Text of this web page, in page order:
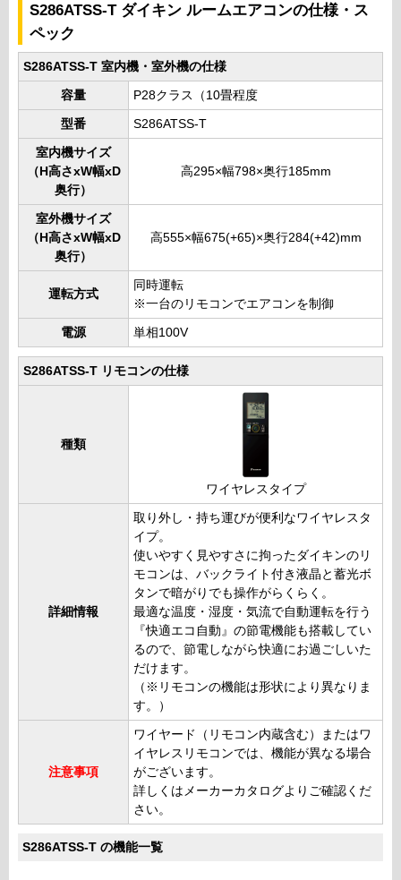
S286ATSS-T ダイキン ルームエアコンの仕様・ス
ペック
S286ATSS-T 室内機・室外機の仕様
容量 P28クラス（10畳程度
型番 S286ATSS-T
室内機サイズ
（H高さxW幅xD
奥行）
高295×幅798×奥行185mm
室外機サイズ
（H高さxW幅xD
奥行）
高555×幅675(+65)×奥行284(+42)mm
運転方式
同時運転
※一台のリモコンでエアコンを制御
電源 単相100V
S286ATSS-T リモコンの仕様
種類
ワイヤレスタイプ
詳細情報
取り外し・持ち運びが便利なワイヤレスタ
イプ。
使いやすく見やすさに拘ったダイキンのリ
モコンは、バックライト付き液晶と蓄光ボ
タンで暗がりでも操作がらくらく。
最適な温度・湿度・気流で自動運転を行う
『快適エコ自動』の節電機能も搭載してい
るので、節電しながら快適にお過ごしいた
だけます。
（※リモコンの機能は形状により異なりま
す。）
注意事項
ワイヤード（リモコン内蔵含む）またはワ
イヤレスリモコンでは、機能が異なる場合
がございます。
詳しくはメーカーカタログよりご確認くだ
さい。
S286ATSS-T の機能一覧